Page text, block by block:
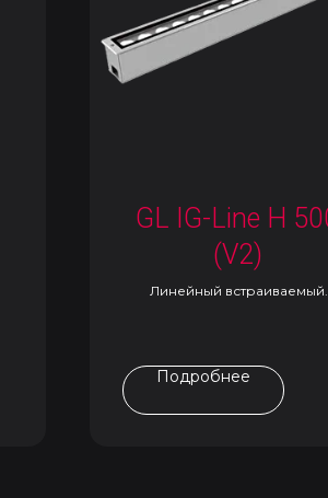
GL IG-Line H
(V2)
Линейный встраиваемый
Подробнее